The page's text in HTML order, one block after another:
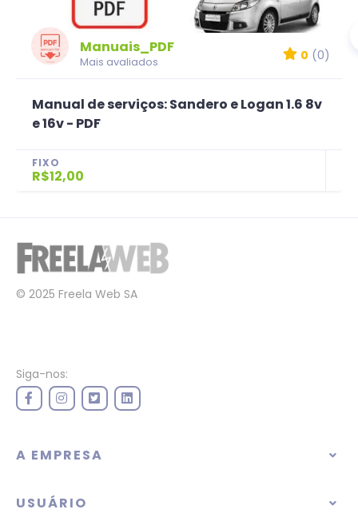
Manuais_PDF
Mais avaliados 0 (0)
Manual de serviços: Sandero e Logan 1.6 8v
e 16v - PDF
FIXO
R$12,00
© 2025 Freela Web SA
Siga-nos:
A EMPRESA
USUÁRIO